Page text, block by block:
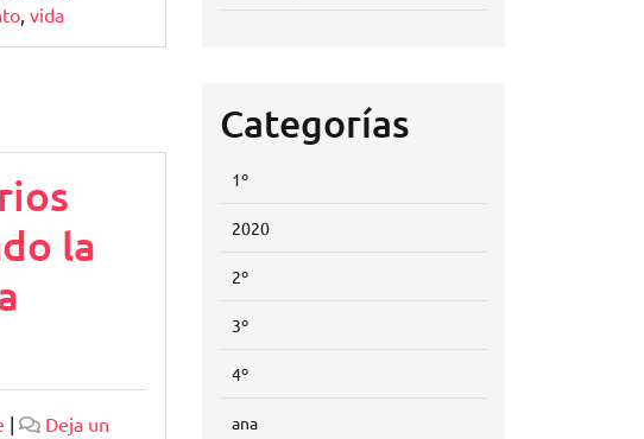
, vida
la
|
Deja un
Categorías
1º
2020
2º
3º
4º
ana